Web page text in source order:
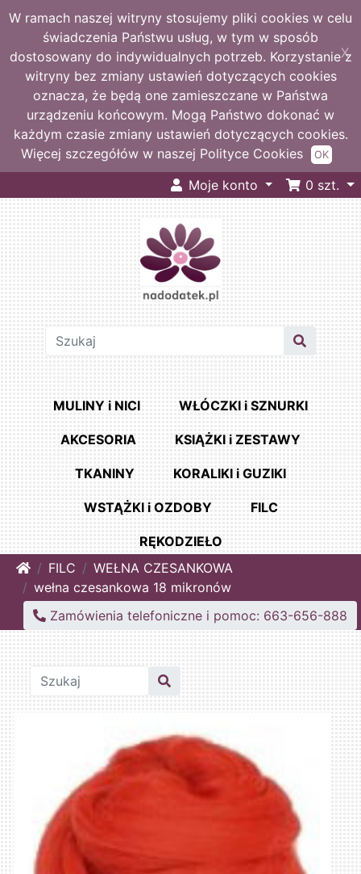
W ramach naszej witryny stosujemy pliki cookies w celu
świadczenia Państwu usług, w tym w sposób
dostosowany do indywidualnych potrzeb. Korzystanie z
witryny bez zmiany ustawień dotyczących cookies
oznacza, że będą one zamieszczane w Państwa
urządzeniu końcowym. Mogą Państwo dokonać w
każdym czasie zmiany ustawień dotyczących cookies.
Więcej szczegółów w naszej Polityce Cookies
X
OK
Moje konto 0 szt.
MULINY i NICI WŁÓCZKI i SZNURKI
AKCESORIA KSIĄŻKI i ZESTAWY
TKANINY KORALIKI i GUZIKI
WSTĄŻKI i OZDOBY FILC
RĘKODZIEŁO
Home
FILC
WEŁNA CZESANKOWA
wełna czesankowa 18 mikronów
Zamówienia telefoniczne i pomoc: 663-656-888